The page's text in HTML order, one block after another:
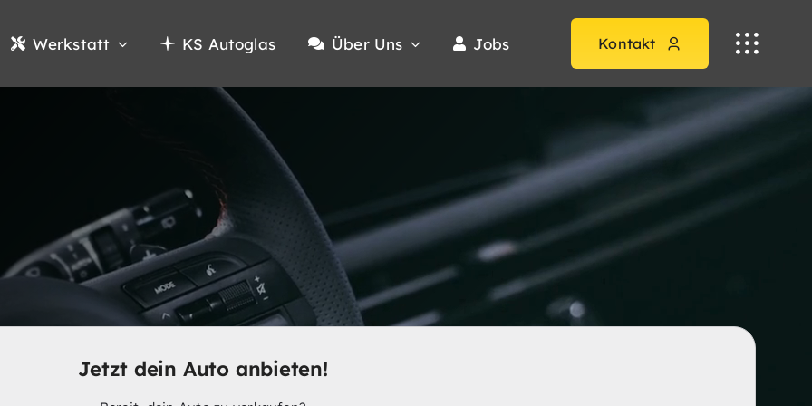
Werkstatt KS Autoglas Über Uns Jobs Kontakt
Jetzt dein Auto anbieten!